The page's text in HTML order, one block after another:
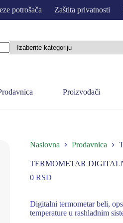
potrošača Zaštita privatnosti
Proizvođači
Naslovna Prodavnica
TERMOMETAR
0 RSD
Digitalni termometar beli,
temperature u rashladnim